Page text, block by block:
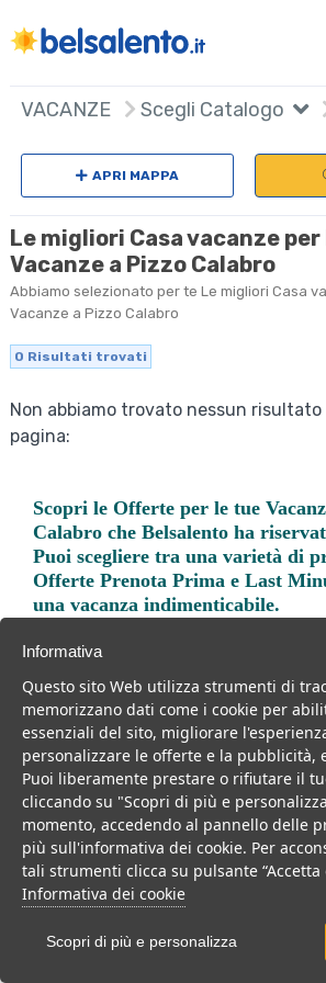
VACANZE Scegli Catalogo
APRI MAPPA
Le migliori Casa vacanze
Vacanze a Pizzo Calabro
Abbiamo selezionato per te Le migliori Casa
Vacanze a Pizzo Calabro
0 Risultati trovati
Non abbiamo trovato nessun risultato
pagina:
Scopri leOfferte per le tue
Calabro che Belsalento ha
Puoi scegliere tra una varietà di
Offerte Prenota Prima e Last
una vacanza indimenticabile.
Trova la soluzione migliore per la
vacanza.
Noi di belsalento.it abbiamo selezionato per
migliori servizi, le migliori offerte per il tuo
Informativa
Questo sito Web utilizza strumenti di
memorizzano dati come i cookie per
essenziali del sito, migliorare
personalizzare le offerte e la pubblicità,
Puoi liberamente prestare o rifiutare il
cliccando su "Scopri di più e
momento, accedendo al pannello delle
più sull'informativa dei cookie. Per
tali strumenti clicca su pulsante “Accetta
Informativa dei cookie
Scopri di più e personalizza